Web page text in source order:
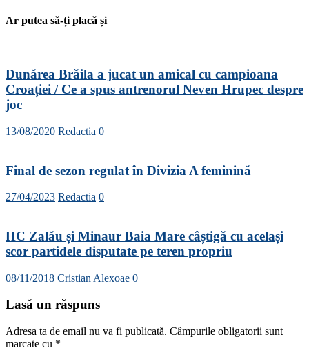
Ar putea să-ți placă și
Dunărea Brăila a jucat un amical cu campioana
Croației / Ce a spus antrenorul Neven Hrupec despre
joc
13/08/2020 Redactia 0
Final de sezon regulat în Divizia A feminină
27/04/2023 Redactia 0
HC Zalău și Minaur Baia Mare câștigă cu același
scor partidele disputate pe teren propriu
08/11/2018 Cristian Alexoae 0
Lasă un răspuns
Adresa ta de email nu va fi publicată. Câmpurile obligatorii sunt
marcate cu *